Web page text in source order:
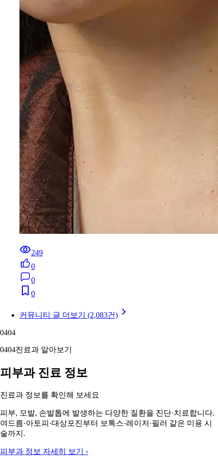
249
0
0
0
커뮤니티 글 더보기 (2,083건)
0404
0404진료과 알아보기
피부과 진료 정보
진료과 정보를 확인해 보세요
피부, 모발, 손발톱에 발생하는 다양한 질환을 진단·치료합니다.
여드름·아토피·대상포진부터 보톡스·레이저·필러 같은 미용 시
술까지.
피부과 정보 자세히 보기 ›